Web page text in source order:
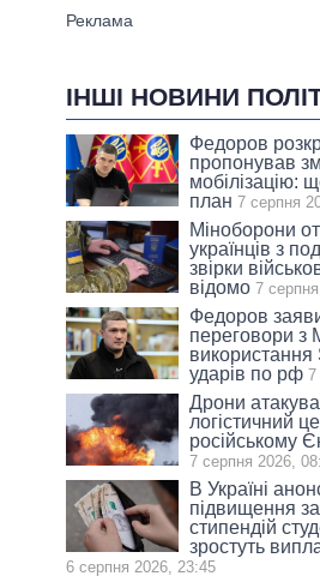
ІНШІ НОВИНИ
Федоров
пропонував
мобілізацію:
план 7 серпня
Міноборони
українців з
звірки
відомо 7
Федоров
переговори
ударів по рф 7
Дрони
логістичний
російському
7 серпня 2026,
В Україні
підвищення
стипендій
зростуть
6 серпня 2026, 23:45